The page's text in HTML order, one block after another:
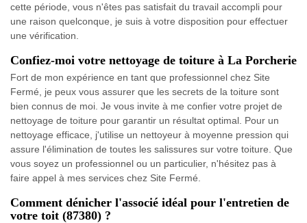
cette période, vous n'êtes pas satisfait du travail accompli pour
une raison quelconque, je suis à votre disposition pour effectuer
une vérification.
Confiez-moi votre nettoyage de toiture à La Porcherie
Fort de mon expérience en tant que professionnel chez Site
Fermé, je peux vous assurer que les secrets de la toiture sont
bien connus de moi. Je vous invite à me confier votre projet de
nettoyage de toiture pour garantir un résultat optimal. Pour un
nettoyage efficace, j'utilise un nettoyeur à moyenne pression qui
assure l'élimination de toutes les salissures sur votre toiture. Que
vous soyez un professionnel ou un particulier, n'hésitez pas à
faire appel à mes services chez Site Fermé.
Comment dénicher l'associé idéal pour l'entretien de
votre toit (87380) ?